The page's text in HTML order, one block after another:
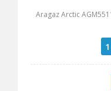
Aragaz Arctic